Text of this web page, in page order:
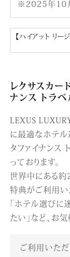
※2025年10
【ハイアット リ
レクサスカー
ナンス トラベ
LEXUS
に最適なホテル
タファイナンス
っております。
世界中にある約
特典がご利用い
「ホテル選びに
たい」など、お
ご利用いただ